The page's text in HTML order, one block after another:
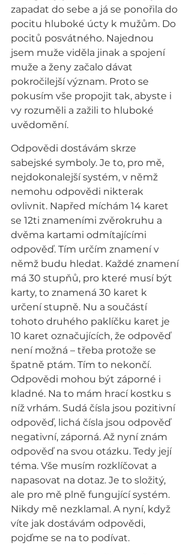
zapadat do sebe a já se ponořila do
pocitu hluboké úcty k mužům. Do
pocitů posvátného. Najednou
jsem muže viděla jinak a spojení
muže a ženy začalo dávat
pokročilejší význam. Proto se
pokusím vše propojit tak, abyste i
vy rozuměli a zažili to hluboké
uvědomění.
Odpovědi dostávám skrze
sabejské symboly. Je to, pro mě,
nejdokonalejší systém, v němž
nemohu odpovědi nikterak
ovlivnit. Napřed míchám 14 karet
se 12ti znameními zvěrokruhu a
dvěma kartami odmítajícími
odpověď. Tím určím znamení v
němž budu hledat. Každé znamení
má 30 stupňů, pro které musí být
karty, to znamená 30 karet k
určení stupně. Nu a součástí
tohoto druhého paklíčku karet je
10 karet označujících, že odpověď
není možná – třeba protože se
špatně ptám. Tím to nekončí.
Odpovědi mohou být záporné i
kladné. Na to mám hrací kostku s
níž vrhám. Sudá čísla jsou pozitivní
odpověď, lichá čísla jsou odpověď
negativní, záporná. Až nyní znám
odpověď na svou otázku. Tedy její
téma. Vše musím rozklíčovat a
napasovat na dotaz. Je to složitý,
ale pro mě plně fungující systém.
Nikdy mě nezklamal. A nyní, když
víte jak dostávám odpovědi,
pojďme se na to podívat.